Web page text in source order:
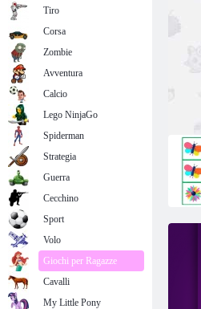
Tiro
Corsa
Zombie
Avventura
Calcio
Lego NinjaGo
Spiderman
Strategia
Guerra
Cecchino
Sport
Volo
Giochi per Ragazze
Cavalli
My Little Pony